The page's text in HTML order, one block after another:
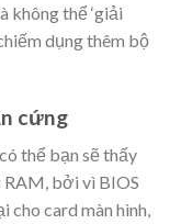
không thể ‘giải
dụng thêm bộ
cứng
thể bạn sẽ thấy
bởi vì BIOS
cho card màn hình,